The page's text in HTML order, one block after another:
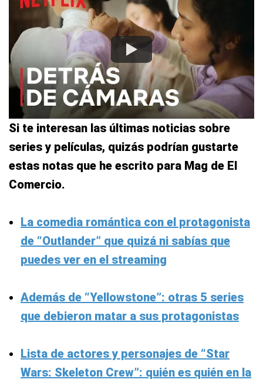
Si te interesan las últimas noticias sobre
series y películas, quizás podrían gustarte
estas notas que he escrito para Mag de El
Comercio.
La comedia romántica con el protagonista
de “Outlander” que quizá ni sabías que
puedes ver en el streaming
Además de “Yellowstone”: otras 5 series
que debieron matar a sus protagonistas
Lista de actores y personajes de “Star
Wars: Skeleton Crew”: quién es quién en la